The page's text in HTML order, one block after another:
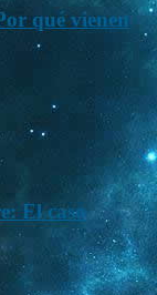
qué vienen
El caso